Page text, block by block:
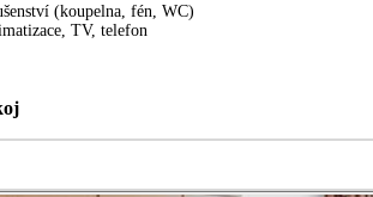
(koupelna, fén, WC)
TV, telefon